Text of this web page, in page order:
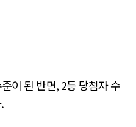
이 된 반면, 2등 당첨자 수